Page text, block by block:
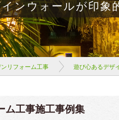
ンウォールが印象
リフォーム工事 遊び心あるデザ
ム工事施工事例集